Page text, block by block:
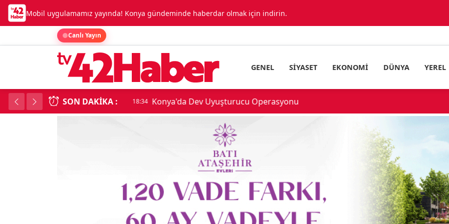
Mobil uygulamamız yayında! Konya gündeminde haberdar olmak için indirin.
Canlı Yayın
GENEL SIYASET EKONOMI DÜNYA YEREL
SON DAKIKA : 18:34 Konya'da Dev Uyuşturucu Operasyonu